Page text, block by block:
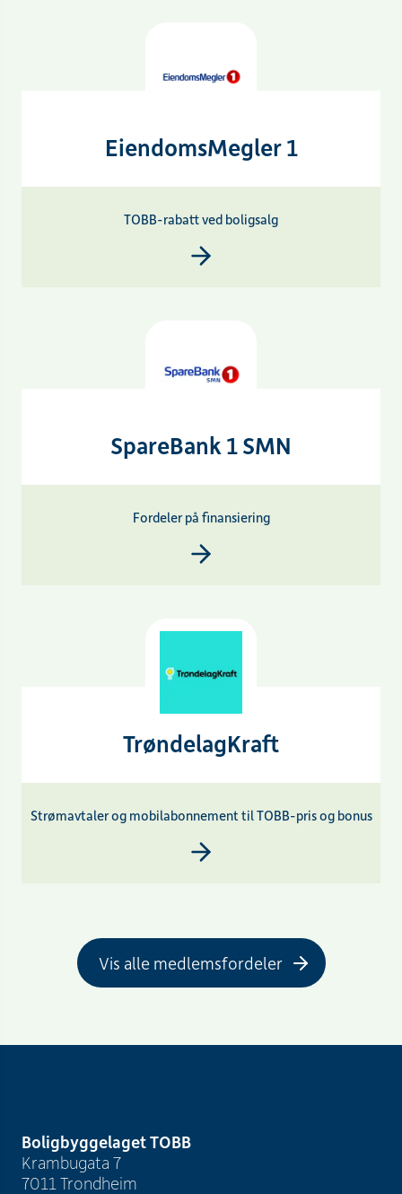
EiendomsMegler 1
TOBB-rabatt ved boligsalg
SpareBank 1 SMN
Fordeler på finansiering
TrøndelagKraft
Strømavtaler og mobilabonnement til TOBB-pris og bonus
Vis alle medlemsfordeler
Boligbyggelaget TOBB
Krambugata 7
7011 Trondheim